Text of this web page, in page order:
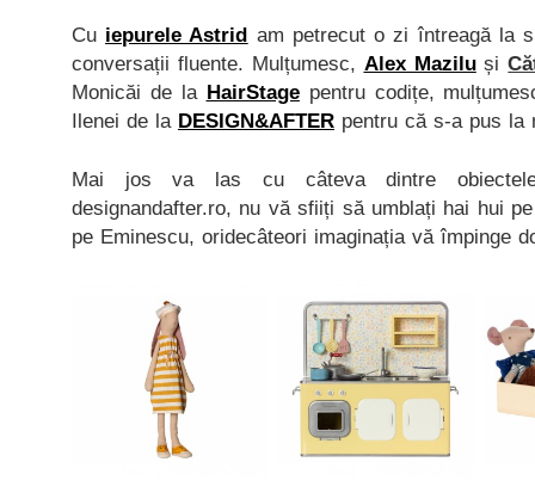
Cu iepurele Astrid am petrecut o zi întreagă la
conversații fluente. Mulțumesc, Alex Maziluși
Monicăi de la HairStagepentru codițe,
Ilenei de la DESIGN&AFTER pentru că s-a pus la
Mai jos va las cu câteva dintre
designandafter.ro, nu vă sfiiți să umblați hai hui
pe Eminescu, oridecâteori imaginația vă împinge